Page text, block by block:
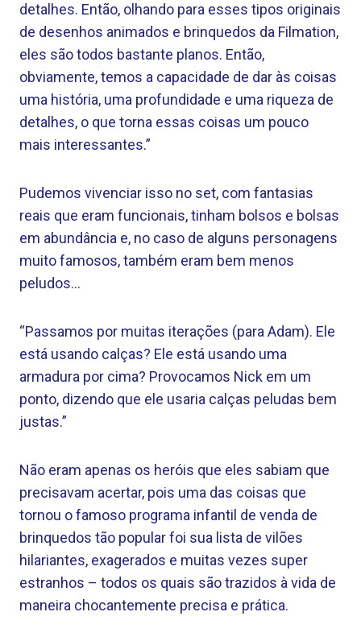
detalhes. Então, olhando para esses tipos originais
de desenhos animados e brinquedos da Filmation,
eles são todos bastante planos. Então,
obviamente, temos a capacidade de dar às coisas
uma história, uma profundidade e uma riqueza de
detalhes, o que torna essas coisas um pouco
mais interessantes.”
Pudemos vivenciar isso no set, com fantasias
reais que eram funcionais, tinham bolsos e bolsas
em abundância e, no caso de alguns personagens
muito famosos, também eram bem menos
peludos…
“Passamos por muitas iterações (para Adam). Ele
está usando calças? Ele está usando uma
armadura por cima? Provocamos Nick em um
ponto, dizendo que ele usaria calças peludas bem
justas.”
Não eram apenas os heróis que eles sabiam que
precisavam acertar, pois uma das coisas que
tornou o famoso programa infantil de venda de
brinquedos tão popular foi sua lista de vilões
hilariantes, exagerados e muitas vezes super
estranhos – todos os quais são trazidos à vida de
maneira chocantemente precisa e prática.